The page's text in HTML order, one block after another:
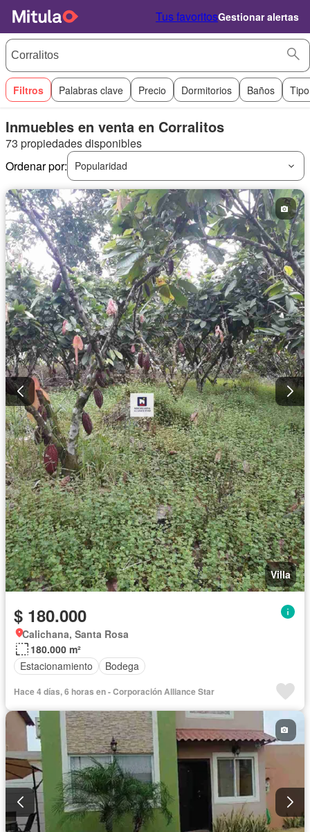
Tus favoritosGestionar alertas
Filtros Palabras clave Precio Dormitorios Baños
Inmuebles en venta en Corralitos
73 propiedades disponibles
Ordenar por:
Popularidad
Villa
$ 180.000
Calichana, Santa Rosa
180.000 m²
Estacionamiento
Bodega
Hace 4 días, 6 horas en - Corporación Alliance Star